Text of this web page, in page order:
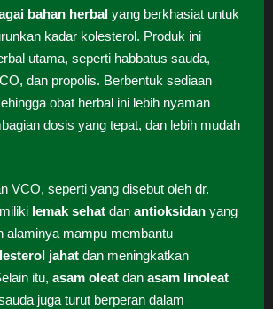
bahan herbal yang berkhasiat untuk
kadar kolesterol. Produk ini
utama, seperti habbatus sauda,
dan propolis. Berbentuk sediaan
obat herbal ini lebih nyaman
dosis yang tepat, dan lebih mudah
VCO, seperti yang disebut oleh dr.
lemak sehat dan antioksidan yang
alaminya mampu membantu
jahat dan meningkatkan
itu, asam oleat dan asam linoleat
juga turut berperan dalam